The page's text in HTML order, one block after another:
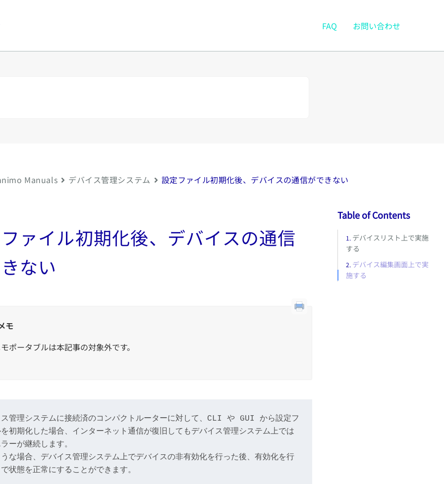
FAQ お問い合わせ
Manuals デバイス管理システム 設定ファイル初期化後、デバイスの通信ができない
ァイル初期化後、デバイスの通信
ない
モ
ポータブルは本記事の対象外です。
管理システムに接続済のコンパクトルーターに対して、CLI や GUI から設定フ
初期化した場合、インターネット通信が復旧してもデバイス管理システム上では
ーが継続します。
な場合、デバイス管理システム上でデバイスの非有効化を行った後、有効化を行
状態を正常にすることができます。
Table of Contents
デバイスリスト上で実施
する
デバイス編集画面上で実
施する